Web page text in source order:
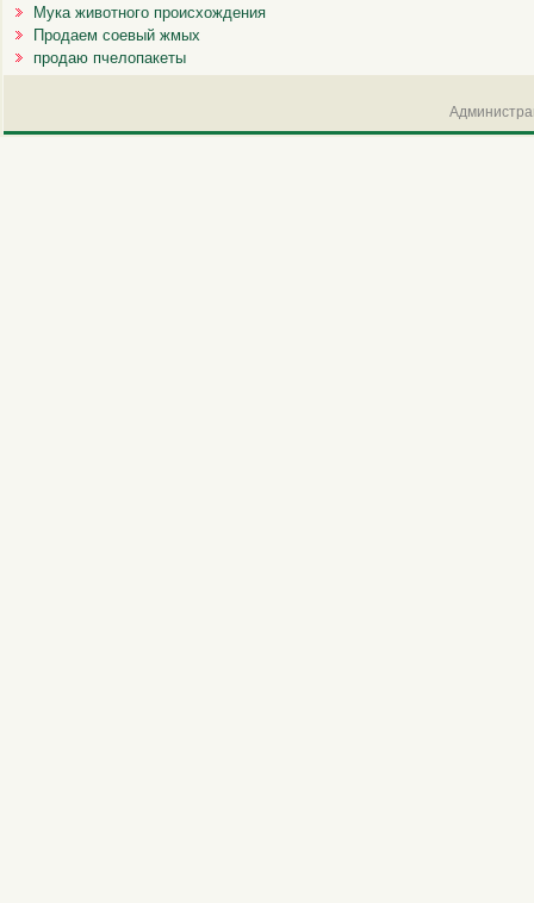
Мука животного происхождения
Продаем соевый жмых
продаю пчелопакеты